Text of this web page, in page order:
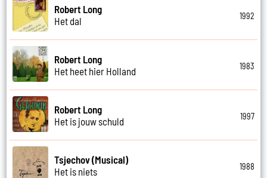
Robert Long
Het dal
1992
Robert Long
Het heet hier Holland
1983
Robert Long
Het is jouw schuld
1997
Tsjechov (Musical)
Het is niets
1988